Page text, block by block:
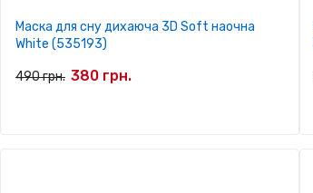
Маска для сну дихаюча 3D Soft наочна
White (535193)
490 грн. 380 грн.